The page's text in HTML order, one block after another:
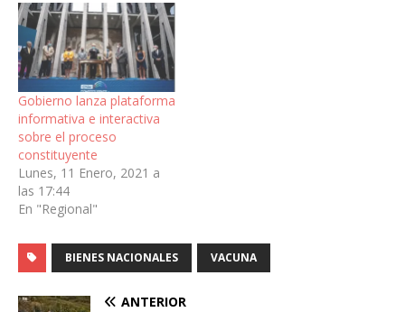
Gobierno lanza plataforma
informativa e interactiva
sobre el proceso
constituyente
Lunes, 11 Enero, 2021 a
las 17:44
En "Regional"
BIENES NACIONALES VACUNA
ANTERIOR